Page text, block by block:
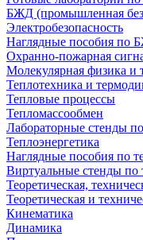
БЖД (промышленная
Электробезопасность
Наглядные пособия по
Охранно-пожарная
Молекулярная физика и
Теплотехника и
Тепловые процессы
Тепломассообмен
Лабораторные стенды
Теплоэнергетика
Наглядные пособия по
Виртуальные стенды по
Теоретическая,
Теоретическая и
Кинематика
Динамика